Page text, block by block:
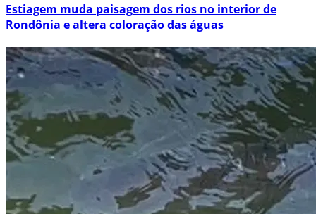
Estiagem muda paisagem dos rios no interior de
Rondônia e altera coloração das águas